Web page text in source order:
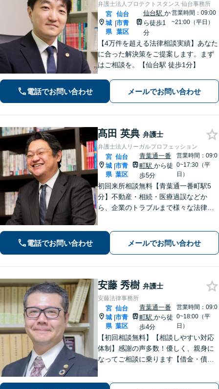
弁護士法人プロテクトスタンス 仙台事務所
宮
城
県
|
仙台
市青
葉区
仙台駅 か
ら徒歩1
分
営業時間：09:00
~21:00（平日）
【4万件を超える法律相談実績】あなた
に合った解決策をご提案します。まず
はご相談を。【仙台駅 徒歩1分】
電話でお問い合わせ メールでお問い合わせ
髙田 英典 弁護士
弁護士法人リーガルプロフェッション
宮
城
県
|
仙台
市青
葉区
青葉通一番
町駅 から徒
歩5分
営業時間：09:0
0~17:30（平
日）
初回来所相談無料【青葉通一番町駅5
分】不動産・相続・医療過誤などか
ら、企業のトラブルまで様々な法律問
くことを最も重視しています。お困り
の方はご相談ください。9名の弁護士が
電話でお問い合わせ メールでお問い合わせ
安藤 秀樹 弁護士
安藤法律事務所
宮
城
県
|
仙台
市青
葉区
青葉通一番
町駅 から徒
歩4分
営業時間：09:0
0~18:00（平
日）
【初回相談無料】【相談しやすい対応
体制】感謝の声多数！優しく、親身に
なってご相談に乗ります【借金・債務